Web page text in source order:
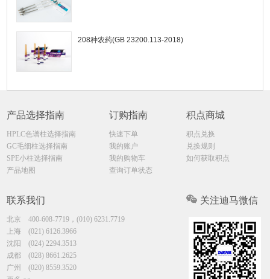
208种农药(GB 23200.113-2018)
产品选择指南
HPLC色谱柱选择指南
GC毛细柱选择指南
SPE小柱选择指南
产品地图
订购指南
快速下单
我的账户
我的购物车
查询订单状态
积点商城
积点兑换
兑换规则
如何获取积点
联系我们
北京400-608-7719，(010) 6231.7719
上海(021) 6126.3966
沈阳(024) 2294.3513
成都(028) 8661.2625
广州(020) 8559.3520
关注迪马微信